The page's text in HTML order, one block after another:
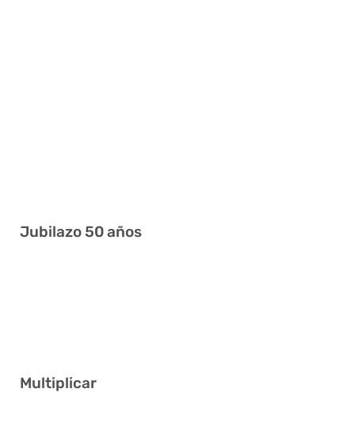
Jubilazo 50 años
Multiplicar